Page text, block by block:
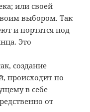
или своей
выбором. Так
и портятся под
Это
создание
происходит по
в себе
от